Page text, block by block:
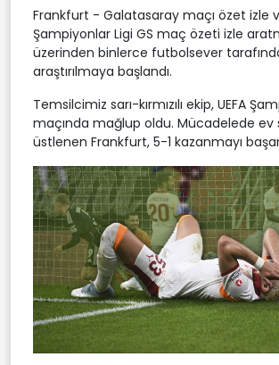
Frankfurt - Galatasaray maçı özet izle
Şampiyonlar Ligi GS maç özeti izle
üzerinden binlerce futbolsever
araştırılmaya başlandı.
Temsilcimiz sarı-kırmızılı ekip, UEFA
maçında mağlup oldu. Mücadelede ev
üstlenen Frankfurt, 5-1 kazanmayı